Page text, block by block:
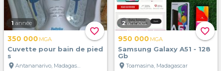
favorite_border
1 année
350 000 MGA
Cuvette pour bain de pied
s
location_on
Antananarivo, Madagascar
favorite_border
2 années
950 000 MGA
Samsung Galaxy A51 - 128
Gb
location_on Toamasina, Madagascar